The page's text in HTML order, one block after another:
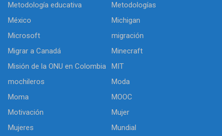
Metodología educativa
Metodologías
México
Michigan
Microsoft
migración
Migrar a Canadá
Minecraft
Misión de la ONU en Colombia
MIT
mochileros
Moda
Moma
MOOC
Motivación
Mujer
Mujeres
Mundial